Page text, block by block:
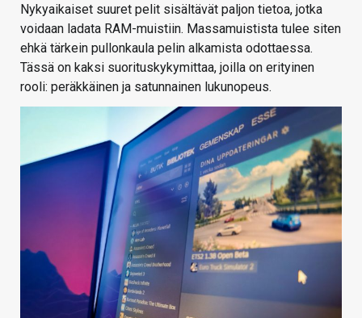
Nykyaikaiset suuret pelit sisältävät paljon tietoa, jotka
voidaan ladata RAM-muistiin. Massamuistista tulee siten
ehkä tärkein pullonkaula pelin alkamista odottaessa.
Tässä on kaksi suorituskykymittaa, joilla on erityinen
rooli: peräkkäinen ja satunnainen lukunopeus.